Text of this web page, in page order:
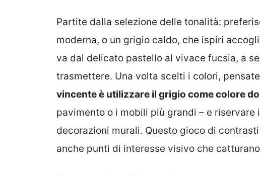
Partite dalla selezione delle tonalità:
moderna, o un grigio caldo, che ispiri
va dal delicato pastello al vivace fucsia, a
trasmettere. Una volta scelti i colori,
vincente è utilizzare il grigio come colore
pavimento o i mobili più grandi – e riservare
decorazioni murali. Questo gioco di
anche punti di interesse visivo che